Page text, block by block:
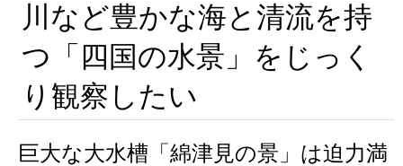
川など豊かな海と清流を持
つ「四国の水景」をじっく
り観察したい
巨大な大水槽「綿津見の景」は迫力満